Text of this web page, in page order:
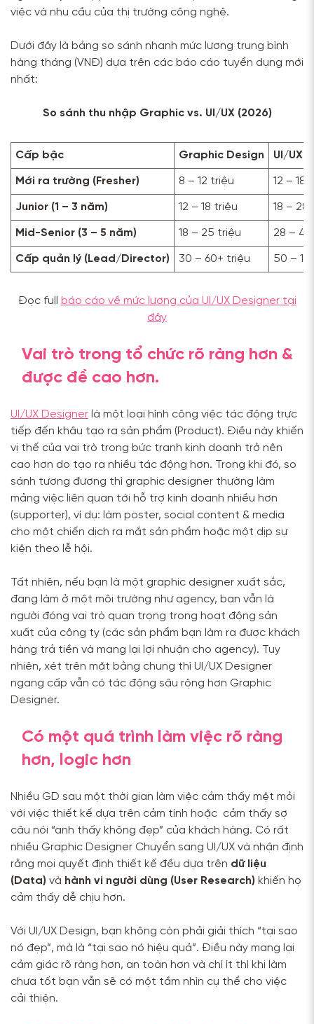
việc và nhu cầu của thị trường công nghệ.
Dưới đây là bảng so sánh nhanh mức lương trung bình
hàng tháng (VNĐ) dựa trên các báo cáo tuyển dụng mới
nhất:
So sánh thu nhập Graphic vs. UI/UX (2026)
Cấp bậc Graphic Design UI/UX
Mới ra trường (Fresher) 8 – 12 triệu 12 – 18
Junior (1 – 3 năm) 12 – 18 triệu 18 – 28
Mid-Senior (3 – 5 năm) 18 – 25 triệu 28 –
Cấp quản lý (Lead/Director) 30 – 60+ triệu 50 –
Đọc full
báo cáo về mức lương của UI/UX Designer tại
đây
Vai trò trong tổ chức rõ ràng hơn &
được đề cao hơn.
UI/UX Designer là một loại hình công việc tác động trực
tiếp đến khâu tạo ra sản phẩm (Product). Điều này khiến
vị thế của vai trò trong bức tranh kinh doanh trở nên
cao hơn do tạo ra nhiều tác động hơn. Trong khi đó, so
sánh tương đương thì graphic designer thường làm
mảng việc liên quan tới hỗ trợ kinh doanh nhiều hơn
(supporter), ví dụ: làm poster, social content & media
cho một chiến dịch ra mắt sản phẩm hoặc một dịp sự
kiện theo lễ hội.
Tất nhiên, nếu bạn là một graphic designer xuất sắc,
đang làm ở một môi trường như agency, bạn vẫn là
người đóng vai trò quan trọng trong hoạt động sản
xuất của công ty (các sản phẩm bạn làm ra được khách
hàng trả tiền và mang lại lợi nhuận cho agency). Tuy
nhiên, xét trên mặt bằng chung thì UI/UX Designer
ngang cấp vẫn có tác động sâu rộng hơn Graphic
Designer.
Có một quá trình làm việc rõ ràng
hơn, logic hơn
Nhiều GD sau một thời gian làm việc cảm thấy mệt mỏi
với việc thiết kế dựa trên cảm tính hoặc cảm thấy sợ
câu nói “anh thấy không đẹp” của khách hàng. Có rất
nhiều Graphic Designer Chuyển sang UI/UX và nhận định
rằng mọi quyết định thiết kế đều dựa trên dữ liệu
(Data) và hành vi người dùng (User Research) khiến họ
cảm thấy dễ chịu hơn.
Với UI/UX Design, bạn không còn phải giải thích “tại sao
nó đẹp”, mà là “tại sao nó hiệu quả”. Điều này mang lại
cảm giác rõ ràng hơn, an toàn hơn và chí ít thì khi làm
chưa tốt bạn vẫn sẽ có một tầm nhìn cụ thể cho việc
cải thiện.